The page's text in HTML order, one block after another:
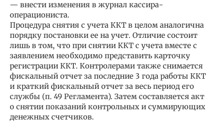
— внести изменения в журнал кассира-
операциониста.
Процедура снятия с учета ККТ в целом аналогична
порядку постановки ее на учет. Отличие состоит
лишь в том, что при снятии ККТ с учета вместе с
заявлением необходимо представить карточку
регистрации ККТ. Контролерами также снимается
фискальный отчет за последние 3 года работы ККТ
и краткий фискальный отчет за весь период его
службы (п. 49 Регламента). Затем составляется акт
о снятии показаний контрольных и суммирующих
денежных счетчиков.